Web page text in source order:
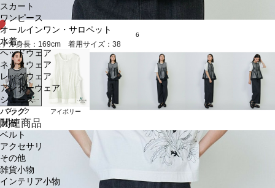
スカート
ワンピース
オールインワン・サロペット
水着
ヘッドウェア
ネックウェア
レッグウェア
アンダーウェア
シューズ
バッグ
財布
ベルト
アクセサリ
その他
雑貨小物
インテリア小物
6
デル身長：169cm 着用サイズ：38
ブラック アイボリー
関連商品